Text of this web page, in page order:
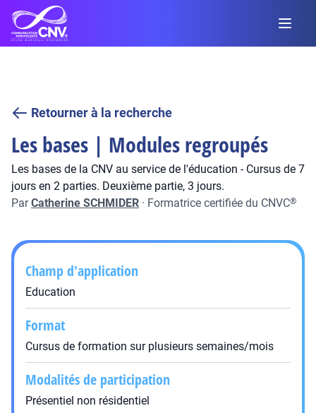
Retourner à la recherche
Les bases | Modules regroupés
Les bases de la CNV au service de l'éducation - Cursus de 7
jours en 2 parties. Deuxième partie, 3 jours.
ParCatherine SCHMIDER · Formatrice certifiée du CNVC®
Champ d'application
Education
Format
Cursus de formation sur plusieurs semaines/mois
Modalités de participation
Présentiel non résidentiel